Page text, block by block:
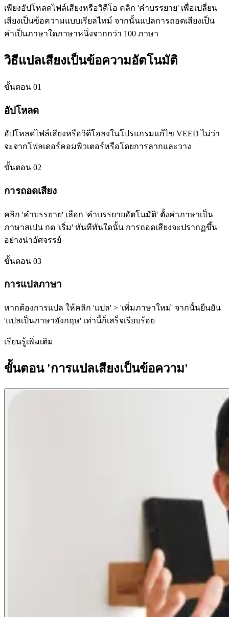
เพียงอัปโหลดไฟล์เสียงหรือวิดีโอ คลิก 'คำบรรยาย' เพื่อเปลี่ยน
เสียงเป็นข้อความแบบเรียลไทม์ จากนั้นแปลการถอดเสียงเป็น
คำเป็นภาษาใดภาษาหนึ่งจากกว่า 100 ภาษา
วิธีแปลเสียงเป็นข้อความอัตโนมัติ
ขั้นตอน 01
อัปโหลด
อัปโหลดไฟล์เสียงหรือวิดีโอลงในโปรแกรมแก้ไข VEED ไม่ว่า
จะจากโฟลเดอร์คอมพิวเตอร์หรือโดยการลากและวาง
ขั้นตอน 02
การถอดเสียง
คลิก 'คำบรรยาย' เลือก 'คำบรรยายอัตโนมัติ' ตั้งค่าภาษาเป็น
ภาษาสเปน กด 'เริ่ม' ทันทีทันใดนั้น การถอดเสียงจะปรากฏขึ้น
อย่างน่าอัศจรรย์
ขั้นตอน 03
การแปลภาษา
หากต้องการแปล ให้คลิก 'แปล' > 'เพิ่มภาษาใหม่' จากนั้นยืนยัน
'แปลเป็นภาษาอังกฤษ' เท่านี้ก็เสร็จเรียบร้อย
เรียนรู้เพิ่มเติม
ขั้นตอน 'การแปลเสียงเป็นข้อความ'